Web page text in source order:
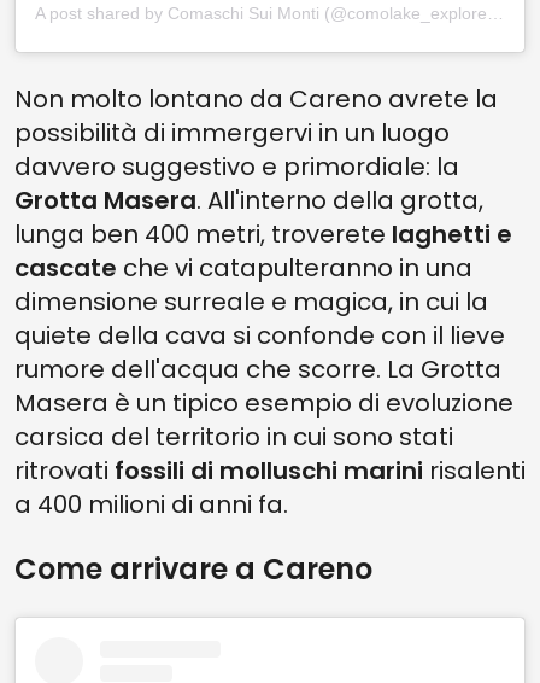
Non molto lontano da Careno avrete la
possibilità di immergervi in un luogo
davvero suggestivo e primordiale: la
Grotta Masera. All'interno della grotta,
lunga ben 400 metri, troverete laghetti e
cascate che vi catapulteranno in una
dimensione surreale e magica, in cui la
quiete della cava si confonde con il lieve
rumore dell'acqua che scorre. La Grotta
Masera è un tipico esempio di evoluzione
carsica del territorio in cui sono stati
ritrovati fossili di molluschi marini risalenti
a 400 milioni di anni fa.
Come arrivare a Careno